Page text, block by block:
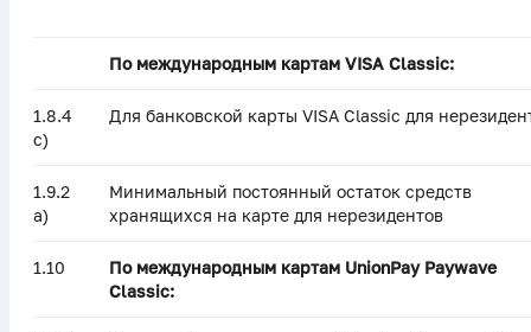
По международным картам VISA Classic:
1.8.4
c)
Для банковской карты VISA Classic для
1.9.2
a)
Минимальный постоянный остаток средств
хранящихся на карте для нерезидентов
1.10
По международным картам UnionPay Paywave
Classic: